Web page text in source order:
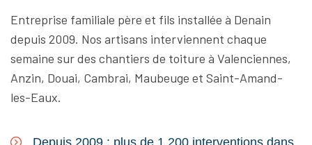
Entreprise familiale père et fils installée à Denain
depuis 2009. Nos artisans interviennent chaque
semaine sur des chantiers de toiture à Valenciennes,
Anzin, Douai, Cambrai, Maubeuge et Saint-Amand-
les-Eaux.